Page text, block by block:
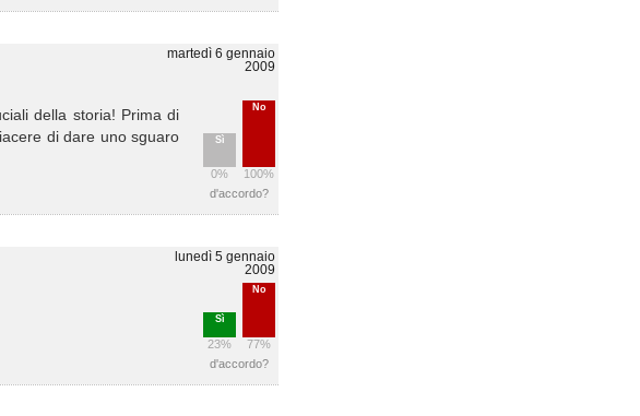
martedì 6 gennaio
2009
Sì
0%
No
100%
della storia! Prima di
di dare uno sguaro
d'accordo?
lunedì 5 gennaio
2009
Sì
23%
No
77%
d'accordo?